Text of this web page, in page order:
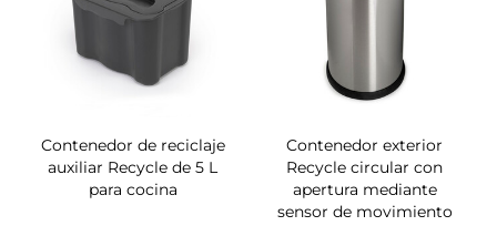
Contenedor de reciclaje
auxiliar Recycle de 5 L
para cocina
Contenedor exterior
Recycle circular con
apertura mediante
sensor de movimiento